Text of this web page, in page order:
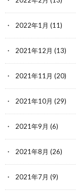
2022年1月 (11)
2021年12月 (13)
2021年11月 (20)
2021年10月 (29)
2021年9月 (6)
2021年8月 (26)
2021年7月 (9)